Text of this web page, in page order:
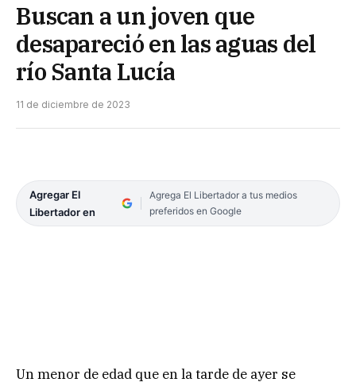
Buscan a un joven que
desapareció en las aguas del
río Santa Lucía
11 de diciembre de 2023
Agregar El
Libertador en
Agrega El Libertador a tus medios
preferidos en Google
Un menor de edad que en la tarde de ayer se